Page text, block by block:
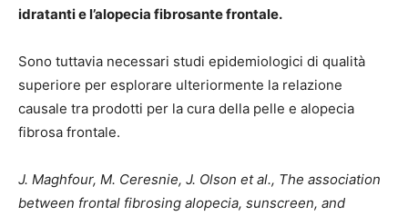
idratanti e l’alopecia fibrosante frontale.
Sono tuttavia necessari studi epidemiologici di qualità
superiore per esplorare ulteriormente la relazione
causale tra prodotti per la cura della pelle e alopecia
fibrosa frontale.
J. Maghfour, M. Ceresnie, J. Olson et al., The association
between frontal fibrosing alopecia, sunscreen, and